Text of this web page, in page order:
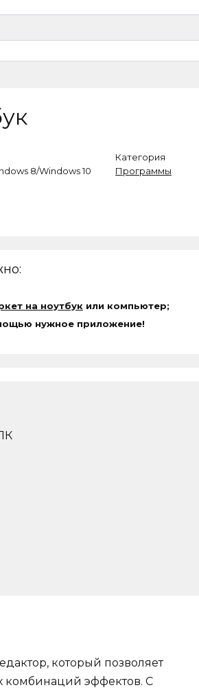
8/Windows 10
Категория
Программы
на ноутбук или компьютер;
нужное приложение!
который позволяет
комбинаций эффектов. С